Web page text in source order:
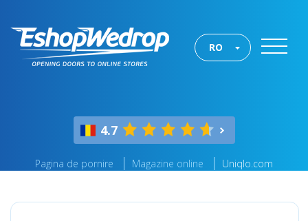
RO
4.7
Pagina de pornire Magazine online Uniqlo.com